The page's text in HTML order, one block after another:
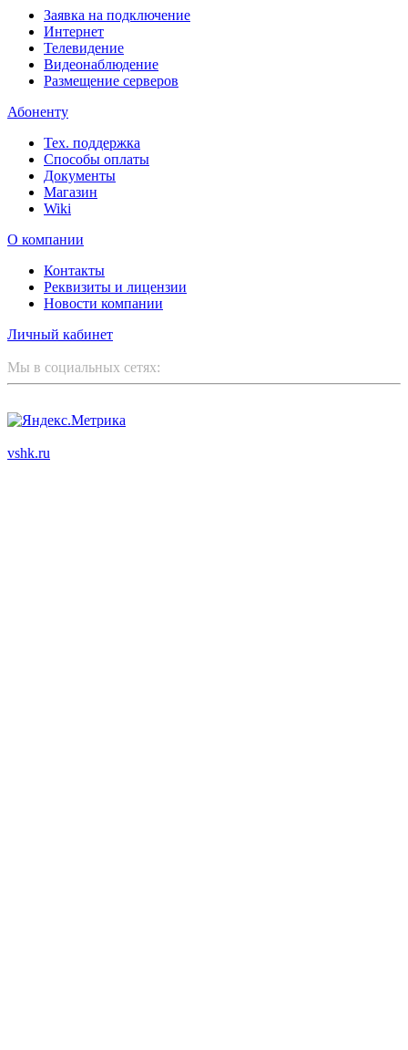
Заявка на подключение
Интернет
Телевидение
Видеонаблюдение
Размещение серверов
Абоненту
Тех. поддержка
Способы оплаты
Документы
Магазин
Wiki
О компании
Контакты
Реквизиты и лицензии
Новости компании
Личный кабинет
Мы в социальных сетях:
vshk.ru